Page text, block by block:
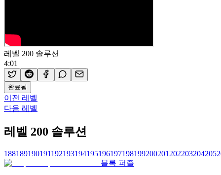
레벨 200 솔루션
4:01
완료됨
이전 레벨
다음 레벨
레벨 200 솔루션
188189190191192193194195196197198199200201 202203204205
블록 퍼즐